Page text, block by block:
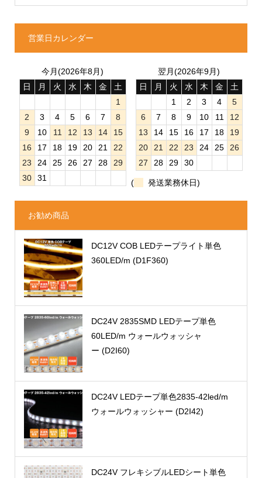
営業日カレンダー
今月(2026年8月)
日
月 火 水 木 金
土
1
2
3 4 5 6 7
8
9
10 11 12 13 14
15
16
17 18 19 20 21
22
23
24 25 26 27 28
29
30
31
翌月(2026年9月)
日
月 火 水 木 金
土
1
2 3 4
5
6
7 8 9 10 11
12
13
14 15 16 17 18
19
20
21 22 23 24 25
26
27
28 29 30
( 発送業務休日)
お勧め商品
DC12V COB LEDテープライト単色
360LED/m (D1F360)
DC24V 2835SMD LEDテープ単色
60LED/m ウォールウォッシャ
ー (D2I60)
DC24V LEDテープ単色2835-42led/m
ウォールウォッシャー (D2I42)
DC24V フレキシブルLEDシート単色